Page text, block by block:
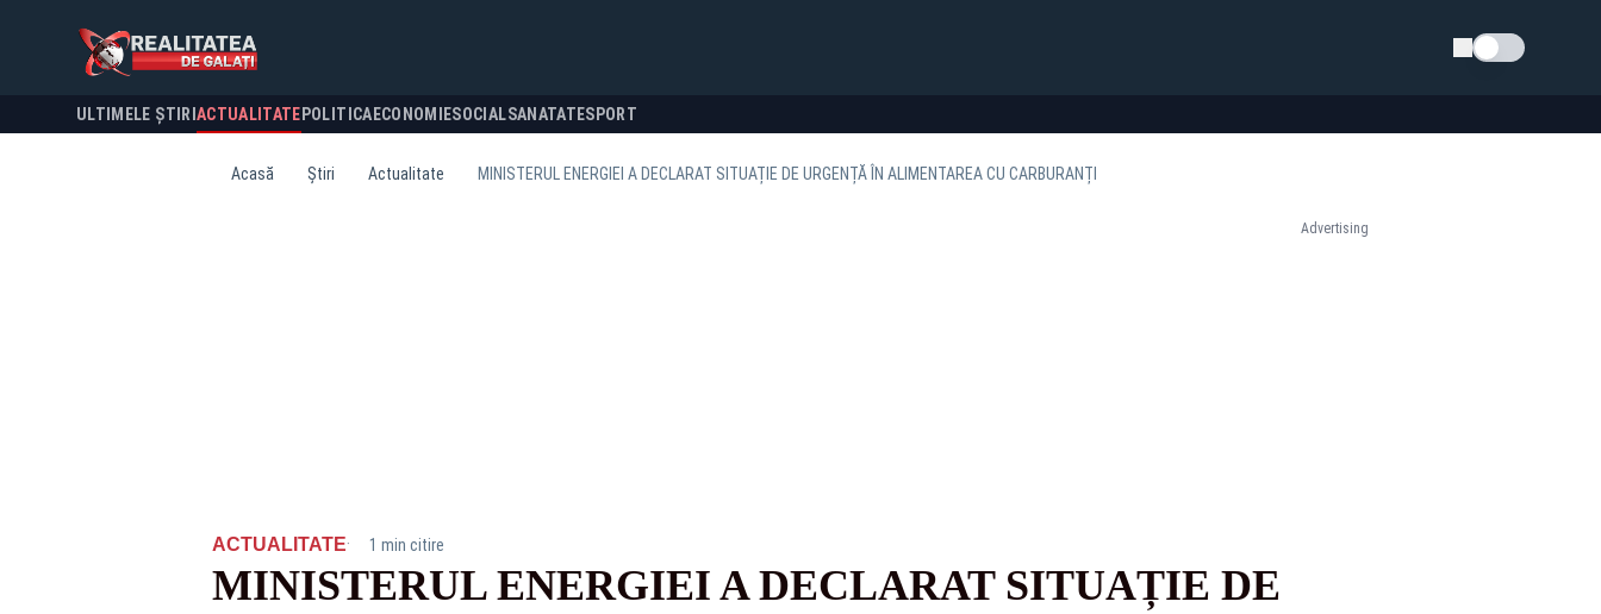
Schimba tema
ULTIMELE ȘTIRI ACTUALITATE POLITICA ECONOMIESOCIALSANATATESPORT
Acasă Știri Actualitate MINISTERUL ENERGIEI A DECLARAT SITUAȚIE DE URGENȚĂ ÎN ALIMENTAREA CU CARBURANȚI
Advertising
ACTUALITATE· 1 min citire
MINISTERUL ENERGIEI A DECLARAT SITUAȚIE DE